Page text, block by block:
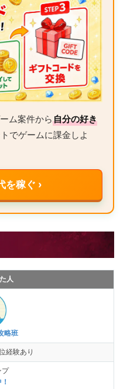
ム案件から自分の好き
でゲームに課金しよ
を稼ぐ ›
人
略班
経験あり
プ